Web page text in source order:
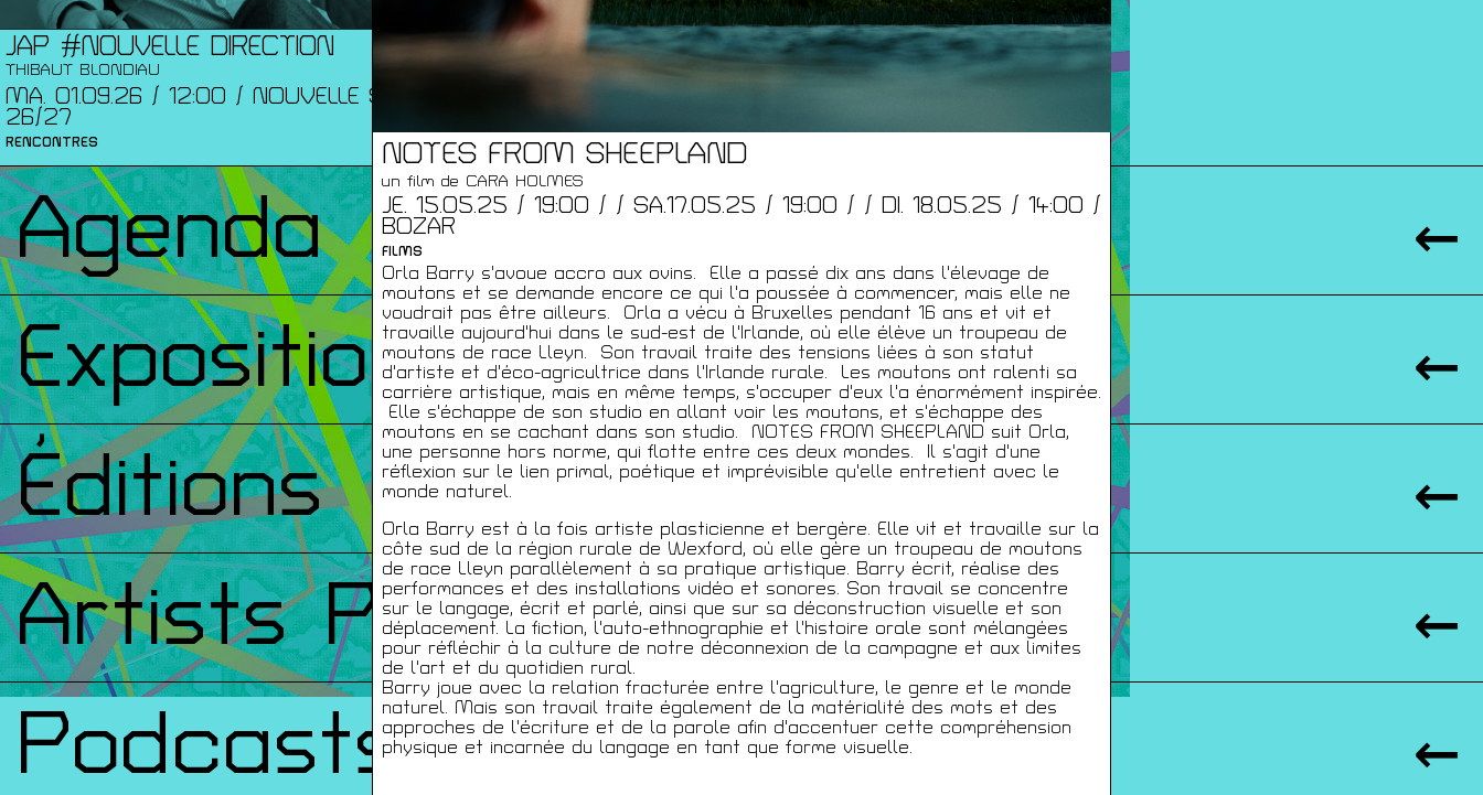
NOTES FROM SHEEPLAND
un film de CARA HOLMES
JE. 15.05.25 / 19:00 / / SA.17.05.25 / 19:00 / / DI. 18.05.25 / 14:00 /
BOZAR
FILMS
Orla Barry s'avoue accro aux ovins. Elle a passé dix ans dans l'élevage de
moutons et se demande encore ce qui l'a poussée à commencer, mais elle ne
voudrait pas être ailleurs. Orla a vécu à Bruxelles pendant 16 ans et vit et
travaille aujourd'hui dans le sud-est de l'Irlande, où elle élève un troupeau de
moutons de race Lleyn. Son travail traite des tensions liées à son statut
d'artiste et d'éco-agricultrice dans l'Irlande rurale. Les moutons ont ralenti sa
carrière artistique, mais en même temps, s'occuper d'eux l'a énormément inspirée.
Elle s'échappe de son studio en allant voir les moutons, et s'échappe des
moutons en se cachant dans son studio. NOTES FROM SHEEPLAND suit Orla,
une personne hors norme, qui flotte entre ces deux mondes. Il s'agit d'une
réflexion sur le lien primal, poétique et imprévisible qu'elle entretient avec le
monde naturel.
Orla Barry est à la fois artiste plasticienne et bergère. Elle vit et travaille sur la
côte sud de la région rurale de Wexford, où elle gère un troupeau de moutons
de race Lleyn parallèlement à sa pratique artistique. Barry écrit, réalise des
performances et des installations vidéo et sonores. Son travail se concentre
sur le langage, écrit et parlé, ainsi que sur sa déconstruction visuelle et son
déplacement. La fiction, l'auto-ethnographie et l'histoire orale sont mélangées
pour réfléchir à la culture de notre déconnexion de la campagne et aux limites
de l'art et du quotidien rural.
Barry joue avec la relation fracturée entre l'agriculture, le genre et le monde
naturel. Mais son travail traite également de la matérialité des mots et des
approches de l'écriture et de la parole afin d'accentuer cette compréhension
physique et incarnée du langage en tant que forme visuelle.
JAP #NOUVELLE DIRECTION
THIBAUT BLONDIAU
MA. 01.09.26 / 12:00 / NOUVELLE SAISON
26/27
RENCONTRES
Agenda
Expositions
Éditions
Artists Print
Podcasts